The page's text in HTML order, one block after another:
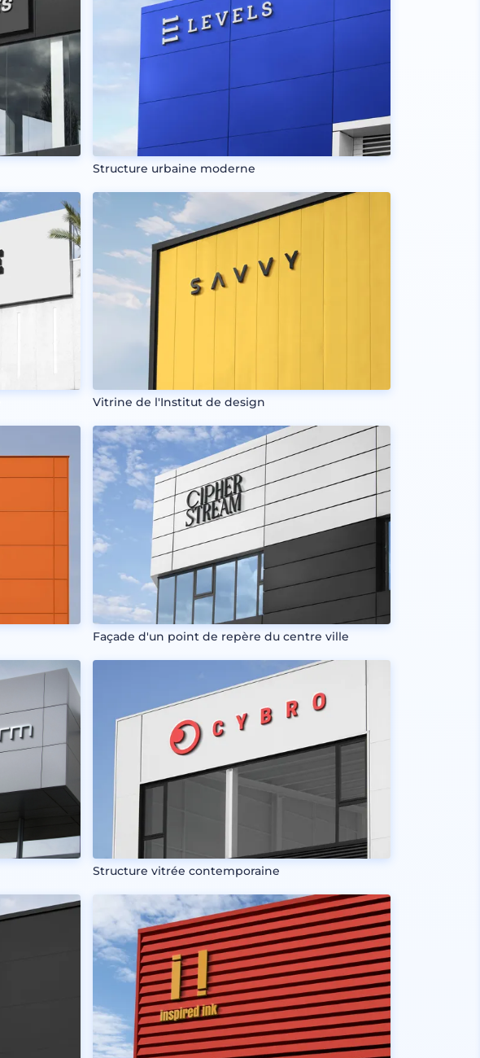
Structure urbaine moderne
Vitrine de l'Institut de design
Façade d'un point de repère du centre ville
Structure vitrée contemporaine